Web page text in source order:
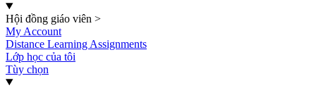
Hội đồng giáo viên >
My Account
Distance Learning Assignments
Lớp học của tôi
Tùy chọn